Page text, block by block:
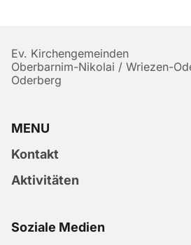
Ev. Kirchengemeinden
Oberbarnim-Nikolai / Wriezen-
Oderberg
MENU
Kontakt
Aktivitäten
Soziale Medien